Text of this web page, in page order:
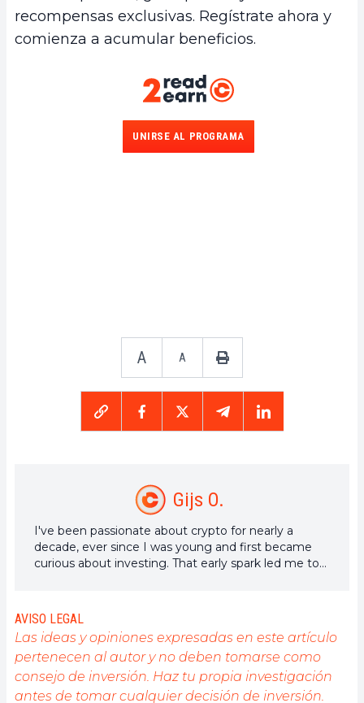
recompensas exclusivas. Regístrate ahora y
comienza a acumular beneficios.
UNIRSE AL PROGRAMA
A A
Gijs O.
I've been passionate about crypto for nearly a
decade, ever since I was young and first became
curious about investing. That early spark led me to
AVISO LEGAL
Las ideas y opiniones expresadas en este artículo
pertenecen al autor y no deben tomarse como
consejo de inversión. Haz tu propia investigación
antes de tomar cualquier decisión de inversión.